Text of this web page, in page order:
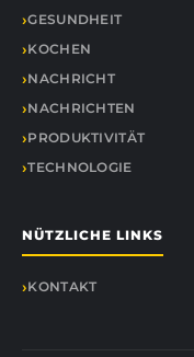
GESUNDHEIT
KOCHEN
NACHRICHT
NACHRICHTEN
PRODUKTIVITÄT
TECHNOLOGIE
NÜTZLICHE LINKS
KONTAKT